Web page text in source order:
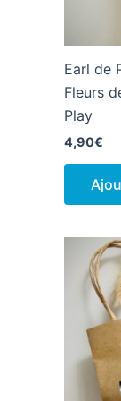
Earl de
Fleurs
Play
4,90€